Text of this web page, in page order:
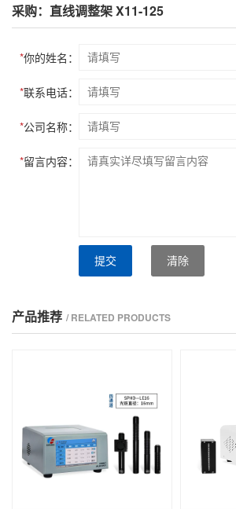
采购：直线调整架 X11-125
*你的姓名：
*联系电话：
*公司名称：
*留言内容：
提交 清除
产品推荐 / RELATED PRODUCTS